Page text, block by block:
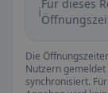
ℹ️Für dieses
Die
Nutzern
synchronisiert.